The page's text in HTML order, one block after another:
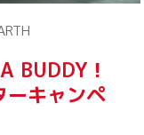
BUDDY！
キャンペ